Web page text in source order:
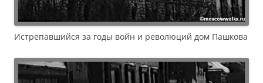
Истрепавшийся за годы войн и революций дом Пашкова